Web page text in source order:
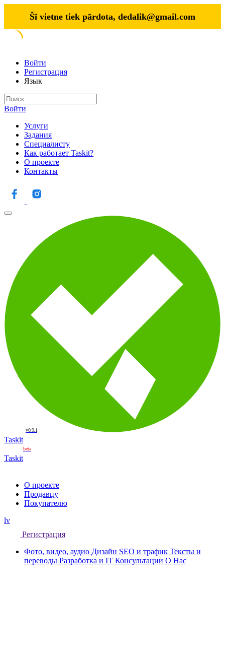
Šī vietne tiek pārdota, dedalik@gmail.com
Войти
Регистрация
Язык
Войти
Услуги
Задания
Специалисту
Как работает Taskit?
О проекте
Контакты
Taskit
v0.9.1
Taskit
beta
О проекте
Продавцу
Покупателю
lv
Регистрация
Фото, видео, аудио Дизайн SEO и трафик Тексты и
переводы Разработка и IT Консультации О Нас